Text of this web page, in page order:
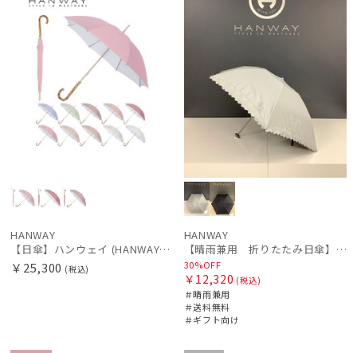
HANWAY
【日傘】ハンウェイ (HANWAY) Pシエスタ 白ラミネート ナチュラルカラー 長傘 オールウェザー 遮光 竹手元 晴雨兼用 UV 日本製
￥25,300 (税込)
HANWAY
【晴雨兼用 折りたたみ日傘】ハンウェイ（ＨＡＮＷＡＹ）Lace（レース）
30%OFF
￥12,320 (税込)
＃晴雨兼用
＃送料無料
＃ギフト向け